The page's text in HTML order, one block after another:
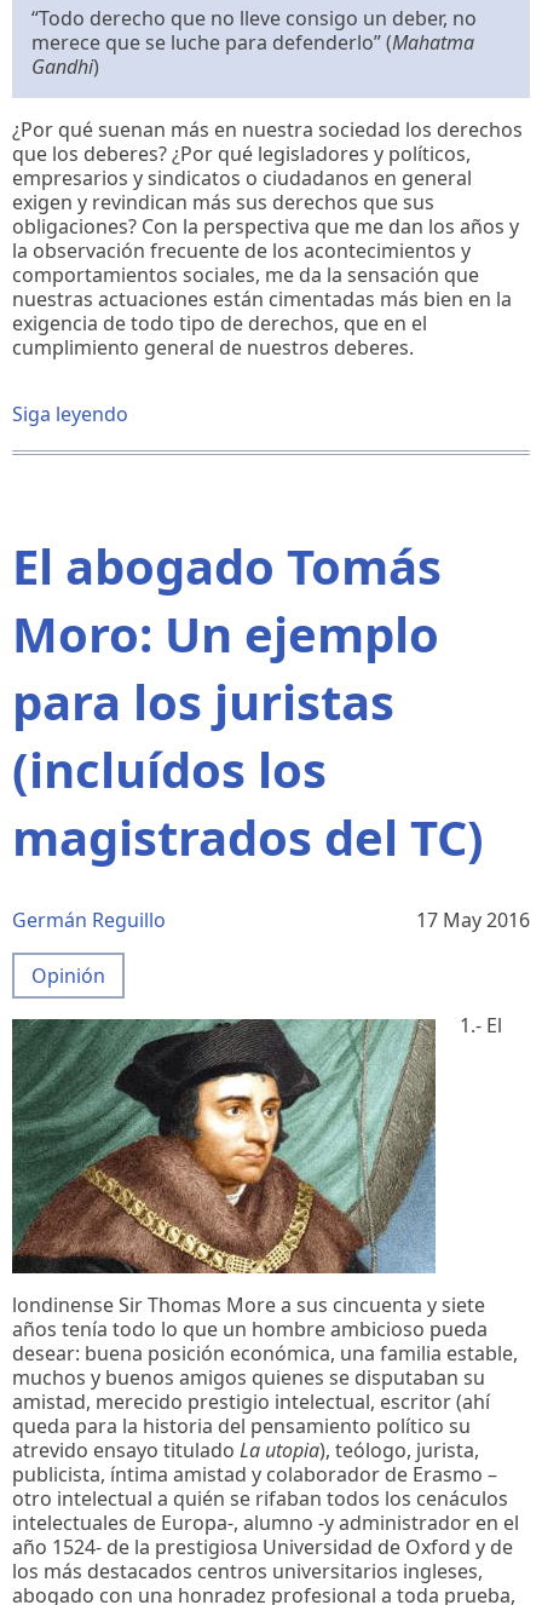
“Todo derecho que no lleve consigo un deber, no
merece que se luche para defenderlo” (Mahatma
Gandhi)
¿Por qué suenan más en nuestra sociedad los derechos
que los deberes? ¿Por qué legisladores y políticos,
empresarios y sindicatos o ciudadanos en general
exigen y revindican más sus derechos que sus
obligaciones? Con la perspectiva que me dan los años y
la observación frecuente de los acontecimientos y
comportamientos sociales, me da la sensación que
nuestras actuaciones están cimentadas más bien en la
exigencia de todo tipo de derechos, que en el
cumplimiento general de nuestros deberes.
Siga leyendo
y
El abogado Tomás
Moro: Un ejemplo
para los juristas
(incluídos los
magistrados del TC)
Germán Reguillo 17 May 2016
Opinión
1.- El
londinense Sir Thomas More a sus cincuenta y siete
años tenía todo lo que un hombre ambicioso pueda
desear: buena posición económica, una familia estable,
muchos y buenos amigos quienes se disputaban su
amistad, merecido prestigio intelectual, escritor (ahí
queda para la historia del pensamiento político su
atrevido ensayo titulado La utopia), teólogo, jurista,
publicista, íntima amistad y colaborador de Erasmo –
otro intelectual a quién se rifaban todos los cenáculos
intelectuales de Europa-, alumno -y administrador en el
año 1524- de la prestigiosa Universidad de Oxford y de
los más destacados centros universitarios ingleses,
abogado con una honradez profesional a toda prueba,